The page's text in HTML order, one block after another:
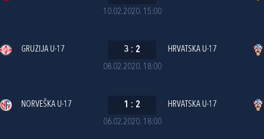
10.02.2020. 15:00
08.02.2020. 18:00
GRUZIJA U-17 3 : 2 HRVATSKA U-17
06.02.2020. 18:00
NORVEŠKA U-17 1 : 2 HRVATSKA U-17